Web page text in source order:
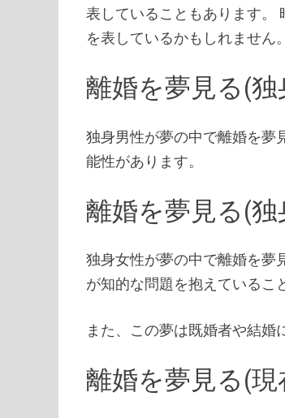
表していることもあります。
を表しているかもしれません。
離婚を夢見る(独
独身男性が夢の中で離婚を夢
能性があります。
離婚を夢見る(独
独身女性が夢の中で離婚を夢
が知的な問題を抱えているこ
また、この夢は既婚者や結婚
離婚を夢見る(